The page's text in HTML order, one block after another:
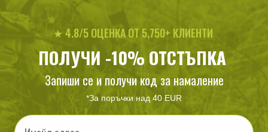
★ 4.8/5 ОЦЕНКА ОТ 5,750+ КЛИЕНТИ
ПОЛУЧИ -10% ОТСТЪПКА
Запиши се и получи код за намаление
*За поръчки над 40 EUR
Email